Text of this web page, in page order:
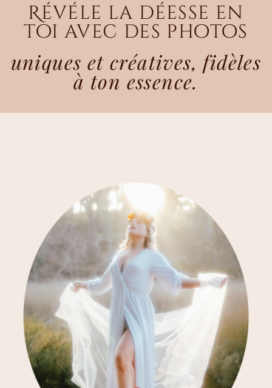
Révéle la déesse en
toi avec des photos
uniques et créatives, fidèles
à ton essence.